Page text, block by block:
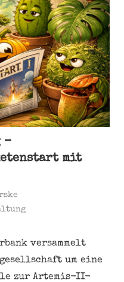
–
mit
versammelt
um eine
zur Artemis-II-